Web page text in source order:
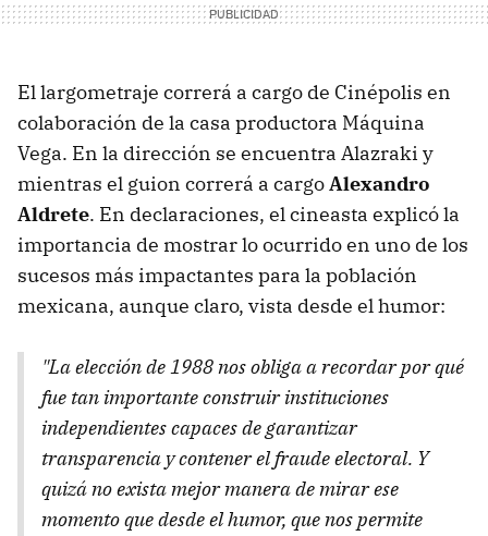
El largometraje correrá a cargo de Cinépolis en
colaboración de la casa productora Máquina
Vega. En la dirección se encuentra Alazraki y
mientras el guion correrá a cargoAlexandro
Aldrete. En declaraciones, el cineasta explicó la
importancia de mostrar lo ocurrido en uno de los
sucesos más impactantes para la población
mexicana, aunque claro, vista desde el humor:
"La elección de 1988 nos obliga a recordar por qué
fue tan importante construir instituciones
independientes capaces de garantizar
transparencia y contener el fraude electoral. Y
quizá no exista mejor manera de mirar ese
momento que desde el humor, que nos permite